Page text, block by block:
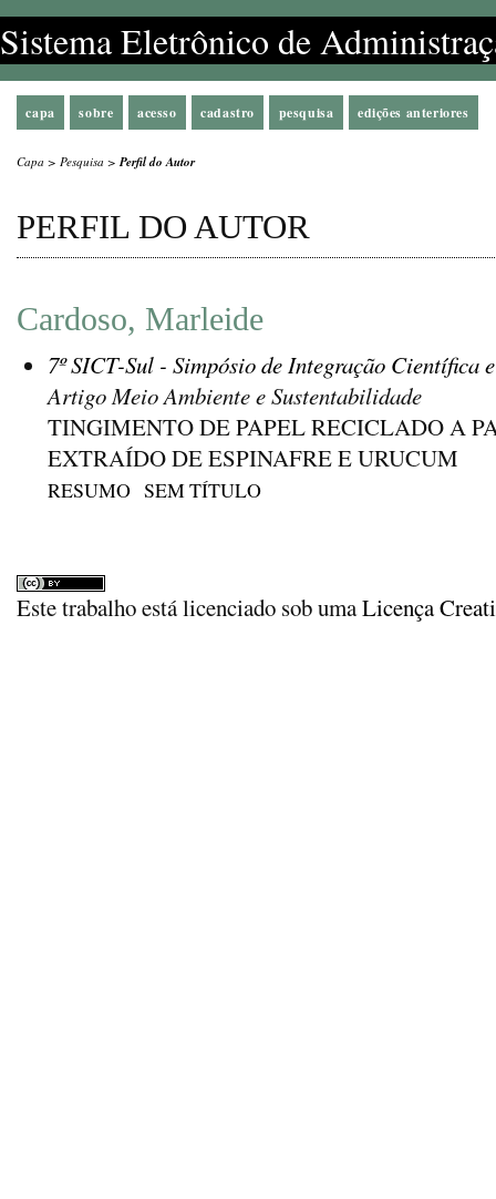
Sistema Eletrônico de
capa sobre acesso cadastro pesquisa edições anteriores
Capa > Pesquisa >Perfil do Autor
PERFIL DO AUTOR
Cardoso, Marleide
7º SICT-Sul - Simpósio de Integração Científica
Artigo Meio Ambiente e Sustentabilidade
TINGIMENTO DE PAPEL RECICLADO A
EXTRAÍDO DE ESPINAFRE E URUCUM
RESUMO SEM TÍTULO
Este trabalho está licenciado sob umaLicença